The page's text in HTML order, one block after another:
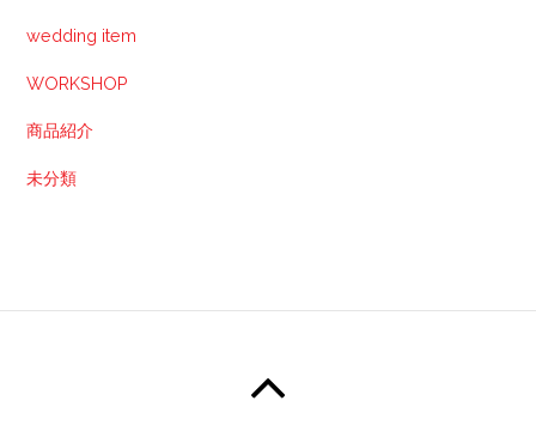
wedding item
WORKSHOP
商品紹介
未分類